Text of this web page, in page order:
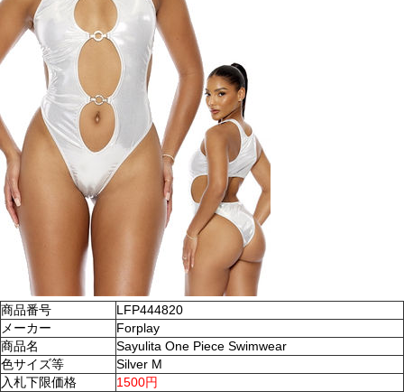
商品番号
LFP444820
メーカー
Forplay
商品名
Sayulita One Piece Swimwear
色サイズ等
Silver M
入札下限価格
1500円